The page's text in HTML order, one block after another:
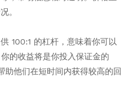
。
100:1 的杠杆，意味着你可以
的收益将是你投入保证金的
助他们在短时间内获得较高的回